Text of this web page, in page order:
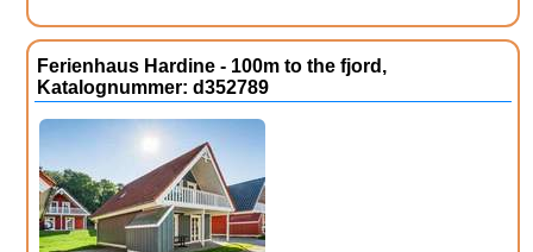
Ferienhaus Hardine - 100m to the fjord,
Katalognummer: d352789